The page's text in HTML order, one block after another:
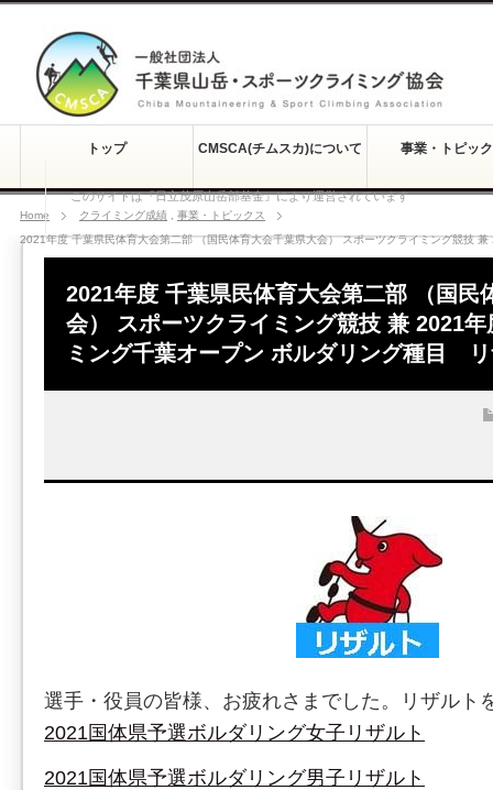
このサイトは『日立茂原山岳部基金』により運営されています
トップ CMSCA(チムスカ)について 事業・トピッ
Home クライミング成績
事業・トピックス
2021年度 千葉県民体育大会第二部 （国民体育大会千葉県大会） スポーツクライミング競技
2021年度 千葉県民体育大会第二部 （国民
会） スポーツクライミング競技 兼 2021
ミング千葉オープン ボルダリング種目
選手・役員の皆様、お疲れさまでした。リザルト
2021国体県予選ボルダリング女子リザルト
2021国体県予選ボルダリング男子リザルト